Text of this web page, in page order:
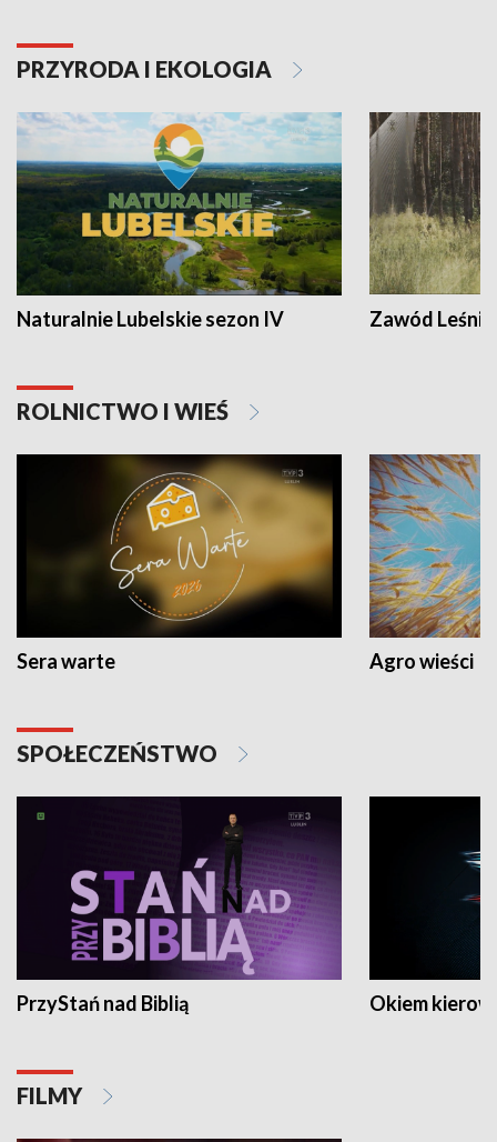
PRZYRODA I EKOLOGIA
Naturalnie Lubelskie sezon IV Zawód Leśnik
ROLNICTWO I WIEŚ
Sera warte Agro wieści
SPOŁECZEŃSTWO
PrzyStań nad Biblią Okiem
FILMY